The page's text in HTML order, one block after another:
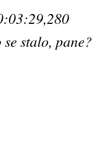
stalo, pane?